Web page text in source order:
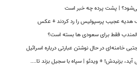
| پشت پرده چه خبر است
هدیه عجیب پرسپولیس را رد کردند + عکس
فقط برای سعودی ها بسته است؟
خامنه‌ای در حال نوشتن عبارتی درباره اسرائیل
بزنیدش! + ویدئو | سپاه با سجیل بزند تا....